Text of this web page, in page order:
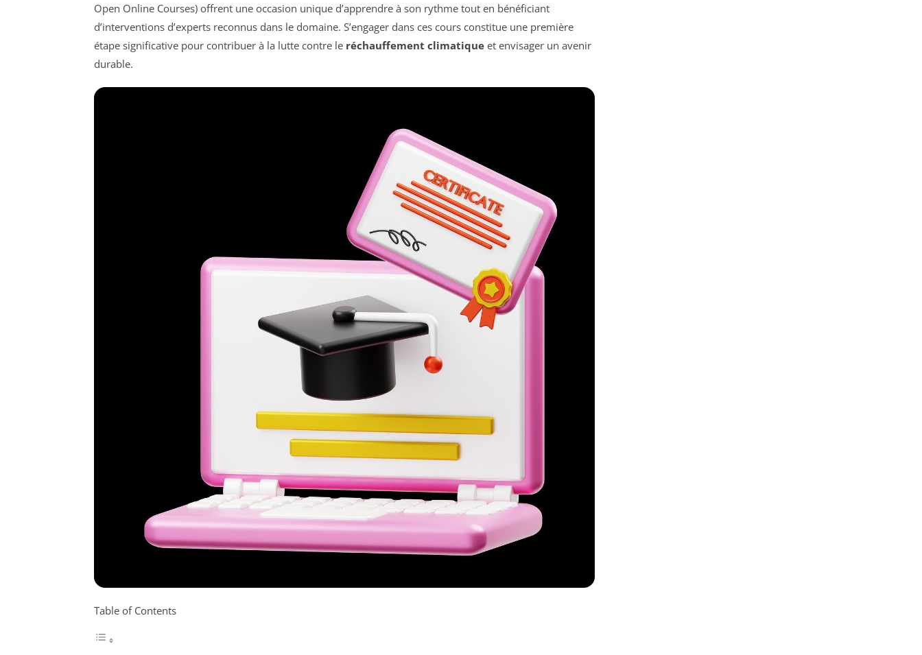
Open Online Courses) offrent une occasion unique d’apprendre à son rythme tout en bénéficiant
d’interventions d’experts reconnus dans le domaine. S’engager dans ces cours constitue une première
étape significative pour contribuer à la lutte contre le réchauffement climatique et envisager un avenir
durable.
Table of Contents